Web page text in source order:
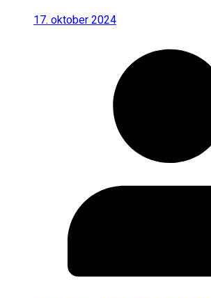
17. oktober 2024